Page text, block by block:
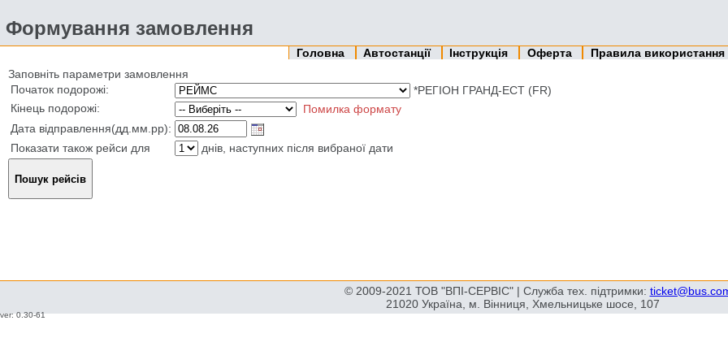
Формування замовлення
Головна Автостанції Інструкція Оферта
Правила використання
Заповніть параметри замовлення
Початок подорожі:
*РЕГІОН ГРАНД-ЕСТ (FR)
Кінець подорожі:
Помилка формату
Дата відправлення(дд.мм.рр):
Показати також рейси для
днів, наступних після вибраної дати
© 2009-2021 ТОВ "ВПІ-СЕРВІС" | Служба тех. підтримки:
21020 Україна, м. Вінниця, Хмельницьке шосе, 107
ver: 0.30-61